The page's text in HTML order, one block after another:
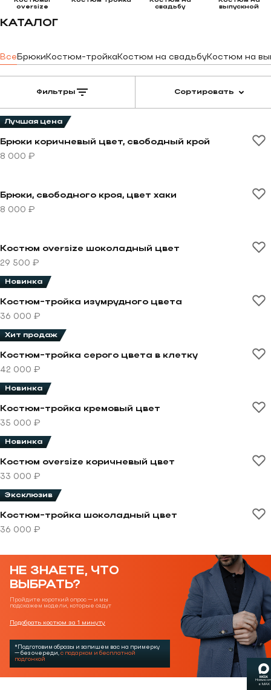
oversize
свадьбу
выпускной
КАТАЛОГ
ВсеБрюкиКостюм-тройкаКостюм на свадьбуКостюм на
Фильтры Сортировать
Перейти к товару Брюки коричневый цвет,
Лучшая цена
Брюки коричневый цвет, свободный крой
8 000 ₽
Перейти к товару Брюки, свободного кроя, цвет хаки
Брюки, свободного кроя, цвет хаки
8 000 ₽
Перейти к товару Костюм oversize шоколадный цвет
Костюм oversize шоколадный цвет
29 500 ₽
Перейти к товару Костюм-тройка изумрудного цвета
Новинка
Костюм-тройка изумрудного цвета
36 000 ₽
Перейти к товару Костюм-тройка серого цвета в
Хит продаж
Костюм-тройка серого цвета в клетку
42 000 ₽
Новинка
Костюм-тройка кремовый цвет
35 000 ₽
Перейти к товару Костюм oversize коричневый цвет
Новинка
Костюм oversize коричневый цвет
33 000 ₽
Перейти к товару Костюм-тройка шоколадный цвет
Эксклюзив
Костюм-тройка шоколадный цвет
36 000 ₽
НЕ ЗНАЕТЕ, ЧТО
ВЫБРАТЬ?
Пройдите короткий опрос — и мы
подскажем модели, которые сядут
Подобрать костюм за 1 минуту
*Подготовим образы и запишем вас на примерку
— без очереди, с подарком и бесплатной
подгонкой
в MAX